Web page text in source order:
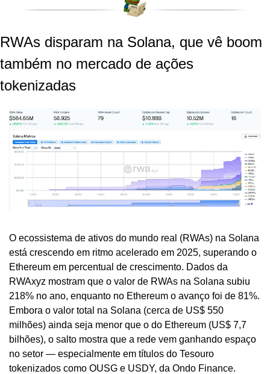
RWAs disparam na Solana, que vê boom
também no mercado de ações
tokenizadas
O ecossistema de ativos do mundo real (RWAs) na Solana
está crescendo em ritmo acelerado em 2025, superando o
Ethereum em percentual de crescimento. Dados da
RWAxyz mostram que o valor de RWAs na Solana subiu
218% no ano, enquanto no Ethereum o avanço foi de 81%.
Embora o valor total na Solana (cerca de US$ 550
milhões) ainda seja menor que o do Ethereum (US$ 7,7
bilhões), o salto mostra que a rede vem ganhando espaço
no setor — especialmente em títulos do Tesouro
tokenizados como OUSG e USDY, da Ondo Finance.